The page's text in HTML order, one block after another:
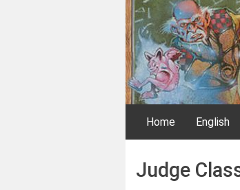
Judges
Home English
Judge